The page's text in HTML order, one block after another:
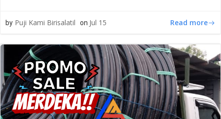
by Puji Kami Birisalatil on Jul 15 Read more